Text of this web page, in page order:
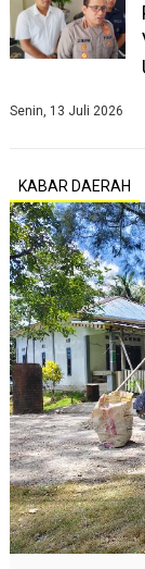
Senin, 13 Juli 2026
KABAR DAERAH